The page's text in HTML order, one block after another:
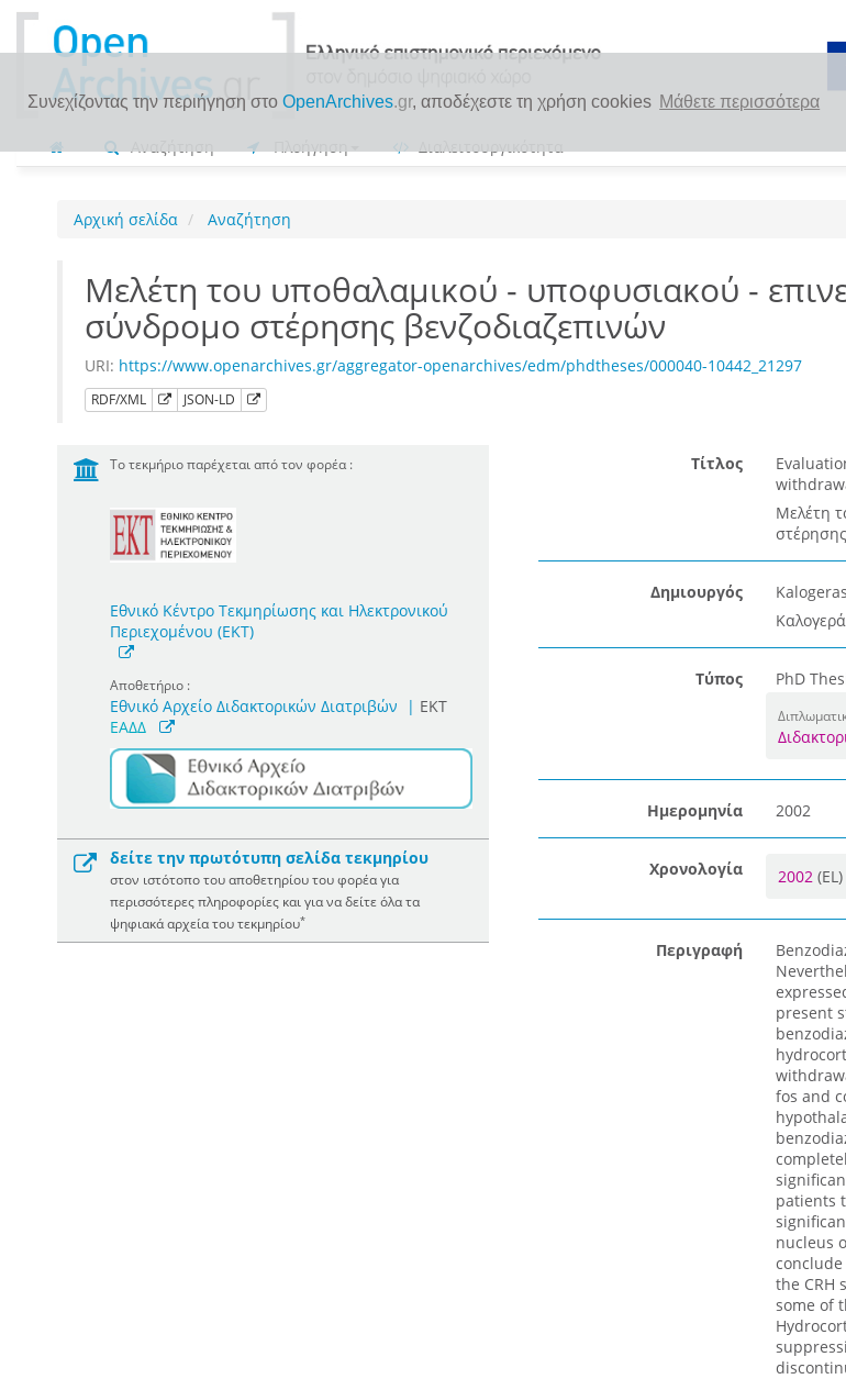
Συνεχίζοντας την περιήγηση στο OpenArchives.gr, αποδέχεστε τη χρήση cookies Μάθετε περισσότερα
Αναζήτηση Πλοήγηση Διαλειτουργικότητα
Αρχική σελίδα Αναζήτηση
Μελέτη του υποθαλαμικού - υποφυσιακού -
σύνδρομο στέρησης βενζοδιαζεπινών
URI: https://www.openarchives.gr/aggregator-openarchives/edm/phdtheses/000040-10442_21297
RDF/XML JSON-LD
Το τεκμήριο παρέχεται από τον φορέα :
Εθνικό Κέντρο Τεκμηρίωσης και Ηλεκτρονικού
Περιεχομένου (ΕΚΤ)
Αποθετήριο :
Εθνικό Αρχείο Διδακτορικών Διατριβών | ΕΚΤ
ΕΑΔΔ
δείτε την πρωτότυπη σελίδα τεκμηρίου
στον ιστότοπο του αποθετηρίου του φορέα για
περισσότερες πληροφορίες και για να δείτε όλα τα
ψηφιακά αρχεία του τεκμηρίου*
Τίτλος
Μελέτη
Δημιουργός
Τύπος PhD
Ημερομηνία 2002
Χρονολογία 2002 (EL)
Περιγραφή
present
fos and
patients
nucleus
the CRH
some of